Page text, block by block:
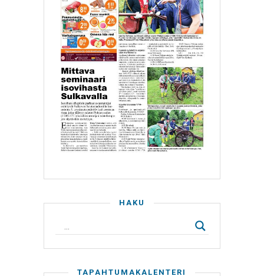
HAKU
TAPAHTUMAKALENTERI